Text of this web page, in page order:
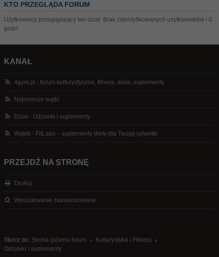
KTO PRZEGLĄDA FORUM
Użytkownicy przeglądający ten dział: Brak zidentyfikowanych użytkowników i 0
gości
KANAŁ
4gym.pl - forum kulturystyczne, fitness, dieta, suplementy
Najnowsze wątki
Dział - Odżywki i suplementy
Wątek - FitLabs – suplementy diety dla Twojej sylwetki
PRZEJDŹ NA STRONĘ
Drukuj
Wyszukiwanie zaawansowane
Skocz do: Strona główna forum
Kulturystyka i Fitness
Odżywki i suplementy